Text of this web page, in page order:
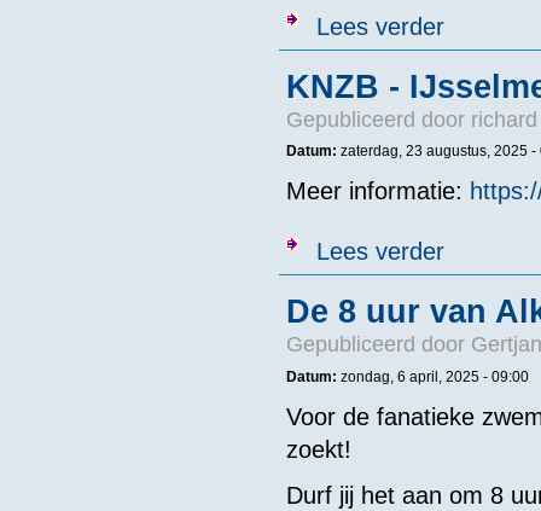
Lees verderover Oud-TU
KNZB -
Gepubliceerd door
Datum: zaterdag, 23 augustus, 2025 -
Meer informatie:
Lees verderover KNZB -
De 8 uur van
Gepubliceerd door
Datum: zondag, 6 april, 2025 - 09:00
Voor de fanatieke
zoekt!
Durf jij het aan om 8